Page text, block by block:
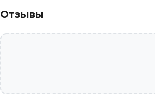
Отзывы